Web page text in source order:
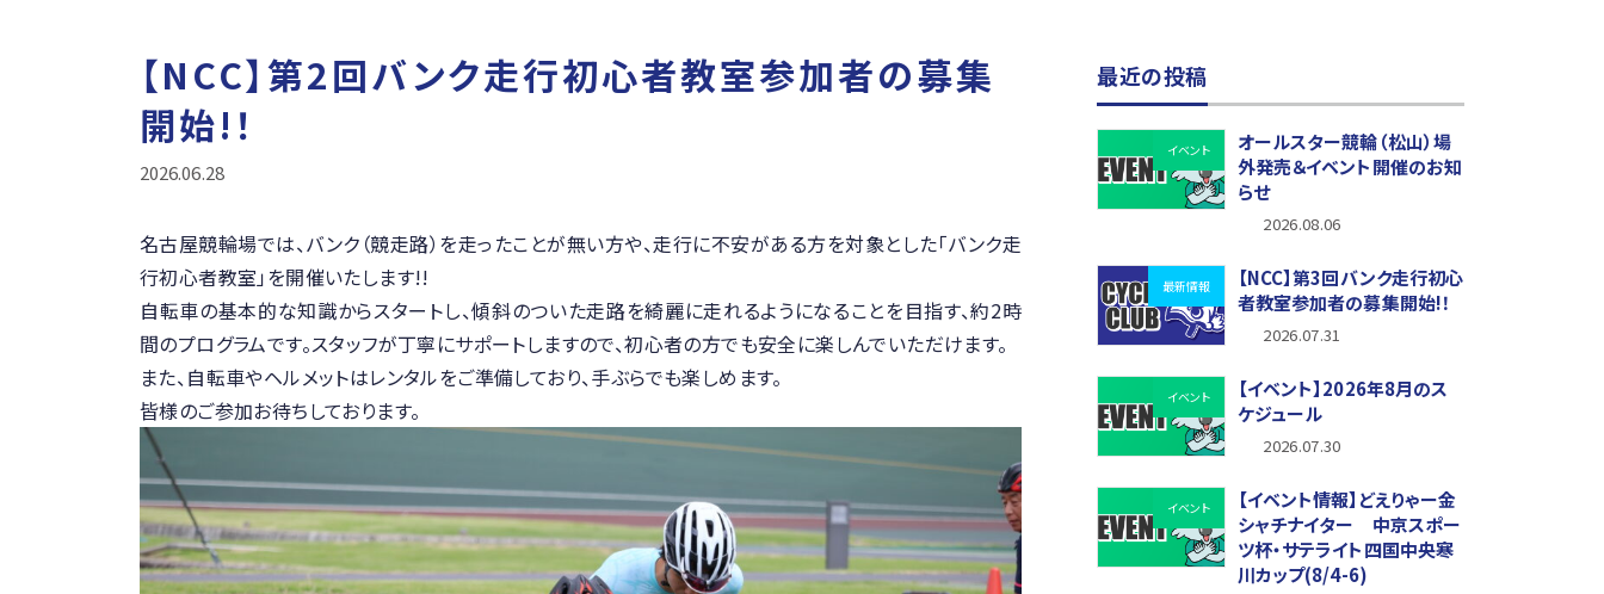
【NCC】第2回バンク走行初心者教室参加者の募集
開始!！
2026.06.28
名古屋競輪場では、バンク（競走路）を走ったことが無い方や、走行に不安がある方を対象とした「バンク走
行初心者教室」を開催いたします!!
自転車の基本的な知識からスタートし、傾斜のついた走路を綺麗に走れるようになることを目指す、約2時
間のプログラムです。スタッフが丁寧にサポートしますので、初心者の方でも安全に楽しんでいただけます。
また、自転車やヘルメットはレンタルをご準備しており、手ぶらでも楽しめます。
皆様のご参加お待ちしております。
最近の投稿
イベント
オールスター競輪（松山）場
外発売＆イベント開催のお知
らせ
2026.08.06
最新情報
【NCC】第3回バンク走行初心
者教室参加者の募集開始!！
2026.07.31
イベント
【イベント】2026年8月のス
ケジュール
2026.07.30
イベント
【イベント情報】どえりゃー金
シャチナイター 中京スポー
ツ杯・サテライト四国中央寒
川カップ(8/4-6)